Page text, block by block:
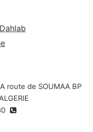
route de SOUMAA BP